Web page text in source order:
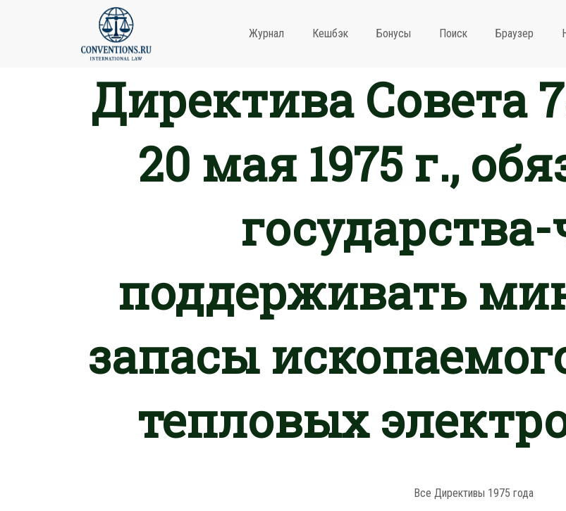
Журнал Кешбэк Бонусы Поиск Браузер
Директива Совета
20 мая 1975 г.,
поддерживать
запасы
тепловых
Все Директивы 1975 года